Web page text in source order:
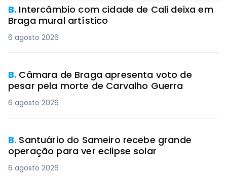
B. Intercâmbio com cidade de Cali deixa em
Braga mural artístico
6 agosto 2026
B. Câmara de Braga apresenta voto de
pesar pela morte de Carvalho Guerra
6 agosto 2026
B. Santuário do Sameiro recebe grande
operação para ver eclipse solar
6 agosto 2026